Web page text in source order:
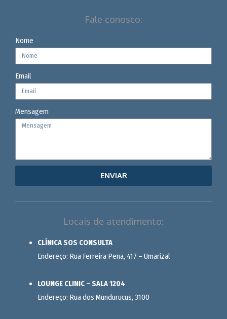
Fale conosco:
Nome
Email
Mensagem
ENVIAR
Locais de atendimento:
CLÍNICA SOS CONSULTA
Endereço: Rua Ferreira Pena, 417 – Umarizal
LOUNGE CLINIC – SALA 1204
Endereço: Rua dos Mundurucus, 3100